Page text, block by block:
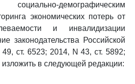
демографическим
экономических потерь от
и инвалидизации
законодательства Российской
ст. 6523; 2014, N 43, ст. 5892;
изложить в следующей редакции: